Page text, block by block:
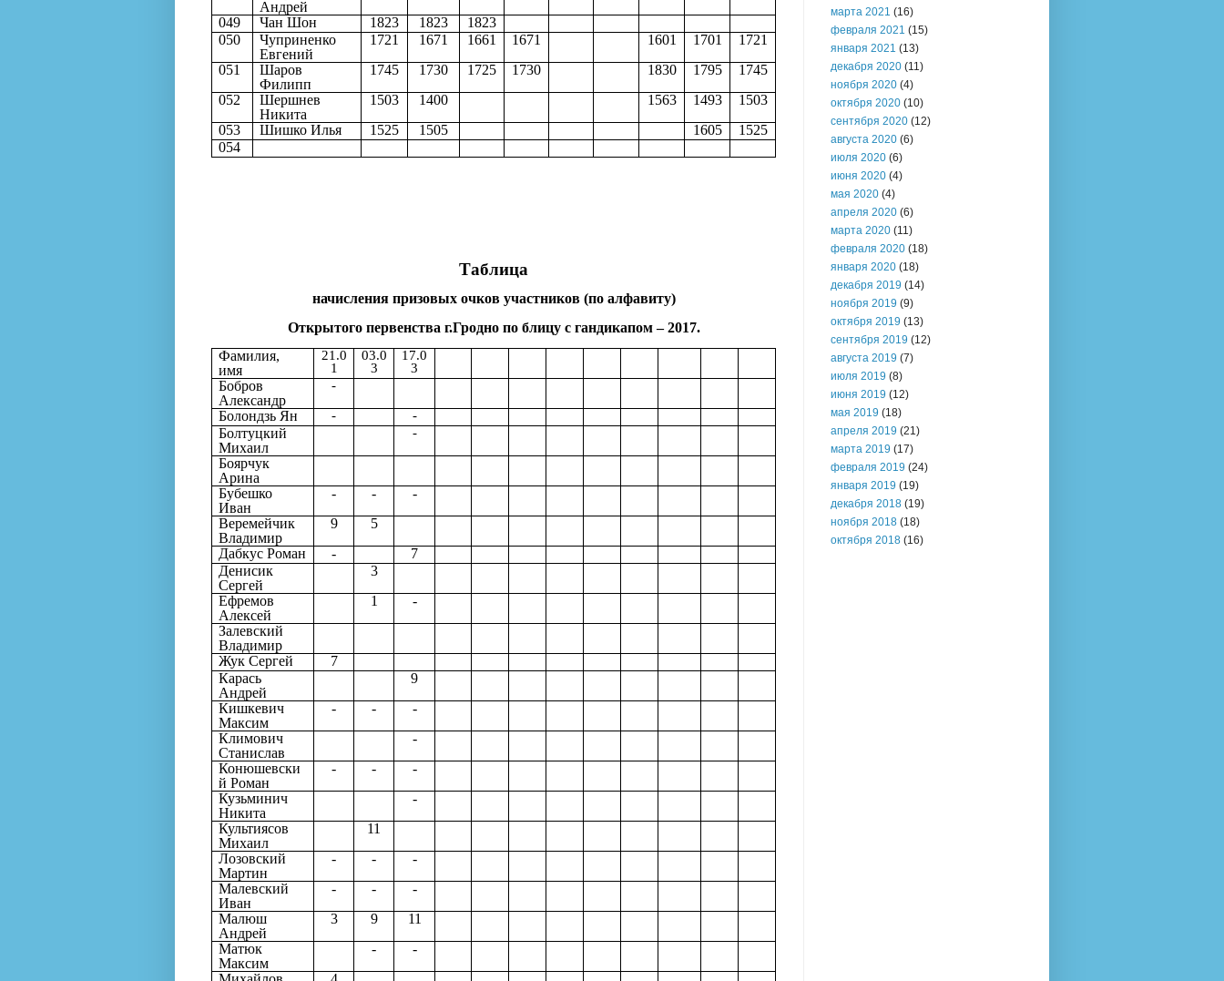
Андрей
049
Чан Шон 1823 1823
1823
050
Чуприненко
Евгений
1721 1671 1661 1671 1601 1701
1721
051
Шаров
Филипп
1745 1730 1725 1730 1830 1795
1745
052
Шершнев
Никита
1503 1400 1563 1493
1503
053
Шишко Илья 1525 1505 1605
1525
054
Таблица
начисления призовых очков участников (по алфавиту)
Открытого первенства г.Гродно по блицу с гандикапом – 2017.
Фамилия,
имя
21.0
1
03.0
3
17.0
3
Бобров
Александр
-
Болондзь Ян - -
Болтуцкий
Михаил
-
Боярчук
Арина
Бубешко
Иван
- -
-
Веремейчик
Владимир
9
5
Дабкус Роман
-
7
Денисик
Сергей
3
Ефремов
Алексей
1
-
Залевский
Владимир
Жук Сергей
7
Карась
Андрей
9
Кишкевич
Максим
- -
-
Климович
Станислав
-
Конюшевски
й Роман
- -
-
Кузьминич
Никита
-
Культиясов
Михаил
11
Лозовский
Мартин
- -
-
Малевский
Иван
- -
-
Малюш
Андрей
3 9
11
Матюк
Максим
-
-
марта 2021 (16)
февраля 2021 (15)
января 2021 (13)
декабря 2020 (11)
ноября 2020 (4)
октября 2020 (10)
сентября 2020 (12)
августа 2020 (6)
июля 2020 (6)
июня 2020 (4)
мая 2020 (4)
апреля 2020 (6)
марта 2020 (11)
февраля 2020 (18)
января 2020 (18)
декабря 2019 (14)
ноября 2019 (9)
октября 2019 (13)
сентября 2019 (12)
августа 2019 (7)
июля 2019 (8)
июня 2019 (12)
мая 2019 (18)
апреля 2019 (21)
марта 2019 (17)
февраля 2019 (24)
января 2019 (19)
декабря 2018 (19)
ноября 2018 (18)
октября 2018 (16)